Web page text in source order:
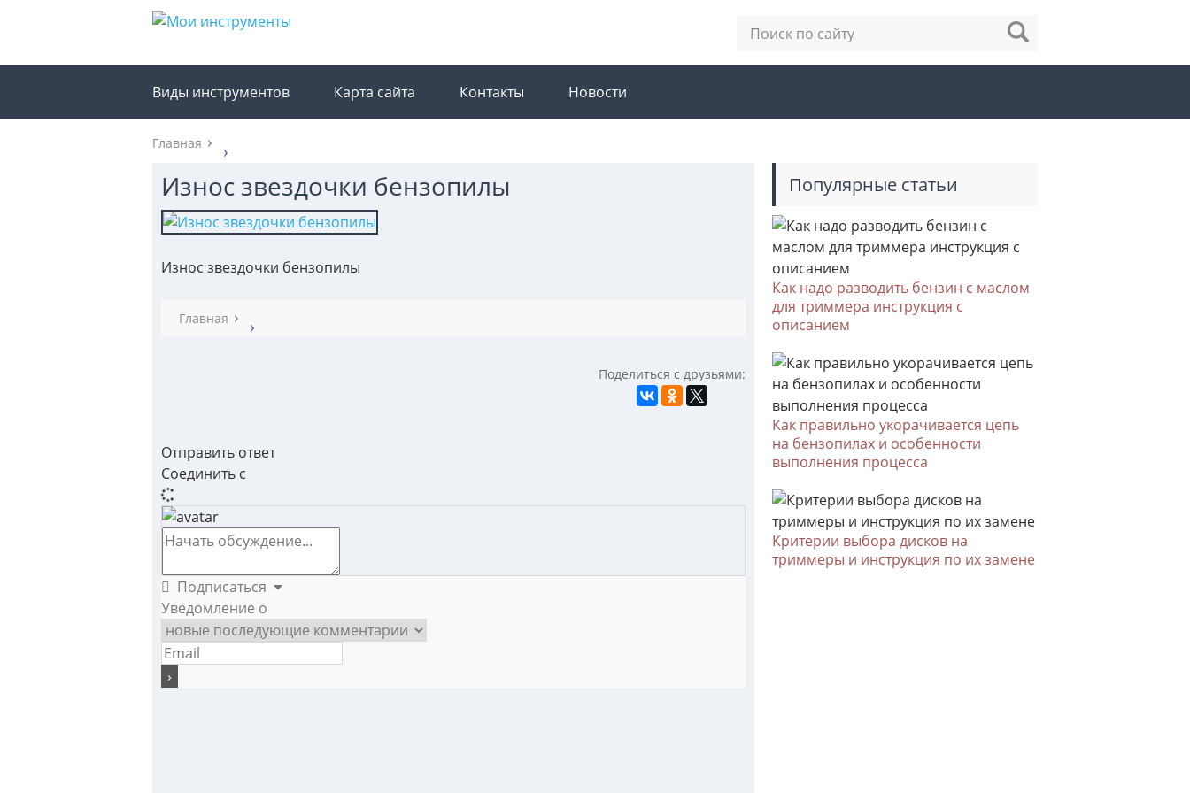
Виды инструментов Карта сайта Контакты Новости
Главная
Износ звездочки бензопилы
Износ звездочки бензопилы
Главная
Поделиться с друзьями:
Отправить ответ
Соединить с
Подписаться
Уведомление о
Популярные статьи
Как надо разводить бензин с маслом
для триммера инструкция с
описанием
Как правильно укорачивается цепь
на бензопилах и особенности
выполнения процесса
Критерии выбора дисков на
триммеры и инструкция по их замене